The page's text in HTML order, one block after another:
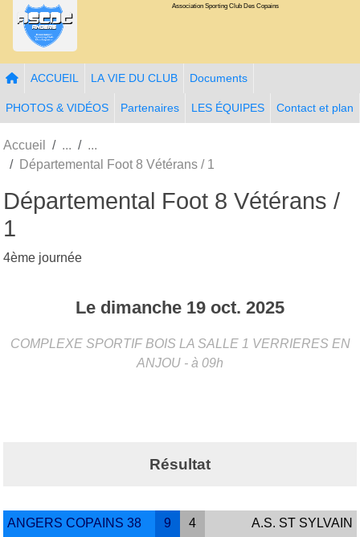
Association Sporting Club Des Copains
ACCUEIL LA VIE DU CLUB Documents
PHOTOS & VIDÉOS Partenaires LES ÉQUIPES Contact et plan
Accueil
Départemental Foot 8 Vétérans / 1
Départemental Foot 8 Vétérans /
1
4ème journée
Le dimanche 19 oct. 2025
COMPLEXE SPORTIF BOIS LA SALLE 1 VERRIERES EN
ANJOU - à 09h
Résultat
ANGERS COPAINS 38 9 4
A.S. ST SYLVAIN
Panneau de gestion des cookies